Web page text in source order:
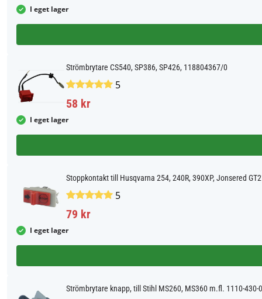
I eget lager
Strömbrytare CS540, SP386, SP426, 118804367/0
5
58 kr
I eget lager
Stoppkontakt till Husqvarna 254, 240R, 390XP, Jonsered
5
79 kr
I eget lager
Strömbrytare knapp, till Stihl MS260, MS360 m.fl. 1110-430-